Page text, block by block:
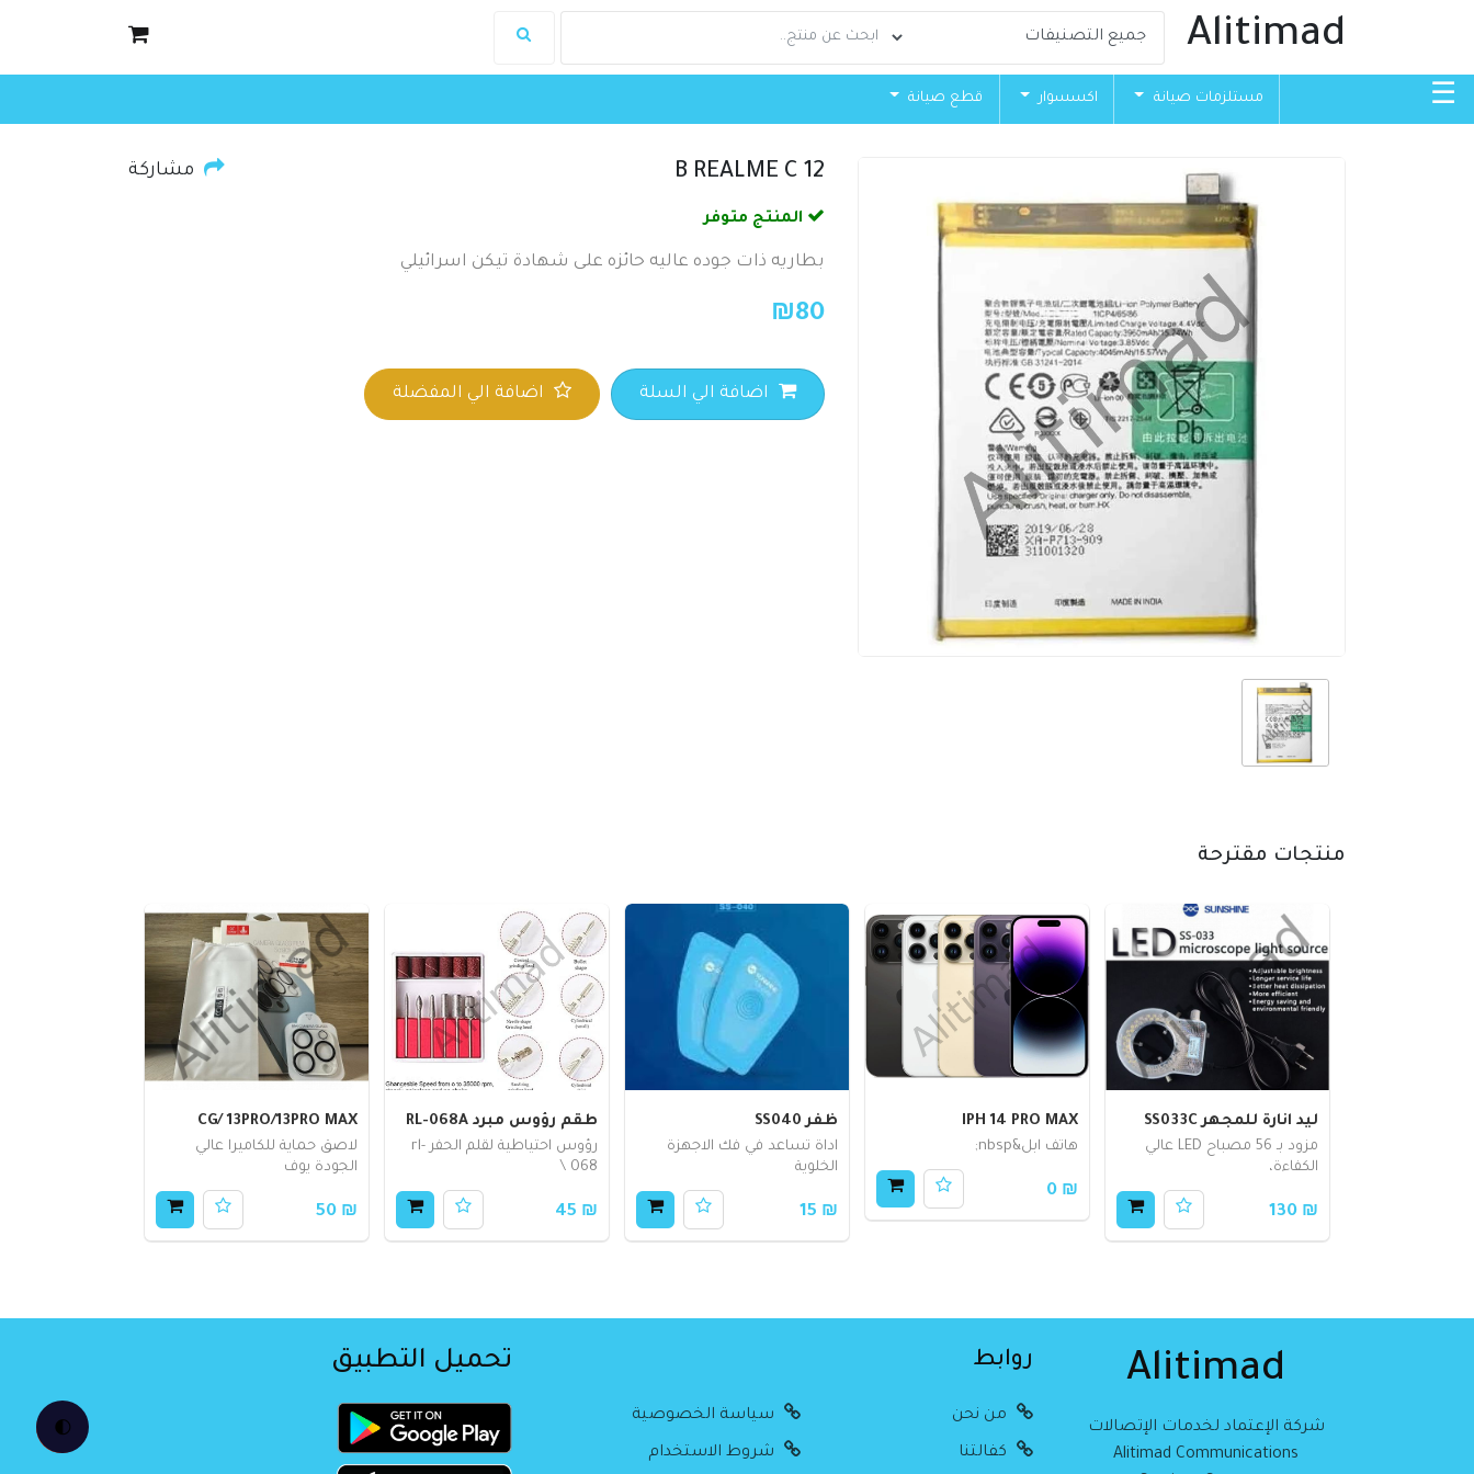
🌓
Alitimad
☰ مستلزمات صيانة اكسسوار قطع صيانة
B REALME C 12 مشاركة
المنتج متوفر
بطاريه ذات جوده عاليه حائزه على شهادة تيكن اسرائيلي
₪80
اضافة الي السلة اضافة الي المفضلة
منتجات مقترحة
ليد انارة للمجهر SS033C
مزود بـ 56 مصباح LED عالي
الكفاءة،
₪ 130
IPH 14 PRO MAX
هاتف ابل&nbsp;
₪ 0
ظفر SS040
اداة تساعد في فك الاجهزة
الخلوية
₪ 15
طقم رؤوس مبرد RL-068A
رؤوس احتياطية لقلم الحفر rl-
068 \
₪ 45
CG/ 13PRO/13PRO MAX
لاصق حماية للكاميرا عالي
الجودة يوف
₪ 50
Alitimad
شركة الإعتماد لخدمات الإتصالات
Alitimad Communications
روابط
من نحن سياسة الخصوصية
كفالتنا شروط الاستخدام
تحميل التطبيق